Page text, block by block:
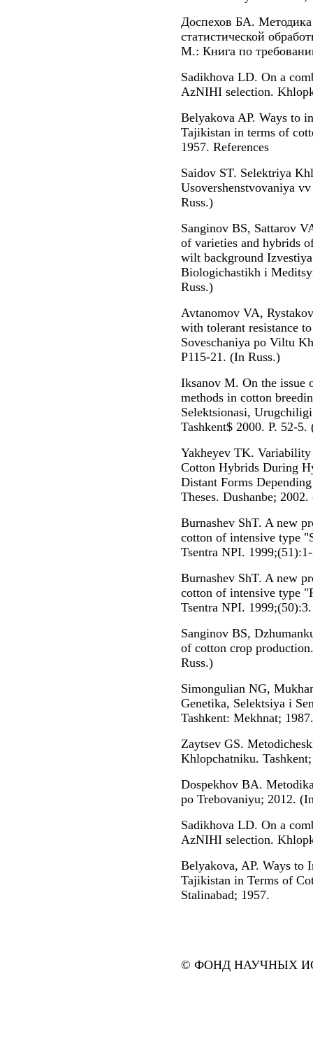
Доспехов БА.
статистической
М.: Книга по
Sadikhova LD. On a
AzNIHI selection.
Belyakova AP. Ways to
Tajikistan in terms of
1957. References
Saidov ST. Selektriya
Usovershenstvovaniya
Russ.)
Sanginov BS, Sattarov
of varieties and hybrids
wilt background
Biologichastikh i
Russ.)
Avtanomov VA,
with tolerant resistance
Soveschaniya po Viltu
Р115-21. (In Russ.)
Iksanov M. On the issue
methods in cotton
Selektsionasi,
Tashkent$ 2000. P. 52-5.
Yakheyev TK.
Cotton Hybrids During
Distant Forms
Theses. Dushanbe;
Burnashev ShT. A new
cotton of intensive type
Tsentra NPI.
Burnashev ShT. A new
cotton of intensive type
Tsentra NPI.
Sanginov BS,
of cotton crop
Russ.)
Simongulian NG,
Genetika, Selektsiya i
Tashkent: Mekhnat;
Zaytsev GS.
Khlopchatniku.
Dospekhov BA.
po Trebovaniyu; 2012.
Sadikhova LD. On a
AzNIHI selection.
Belyakova, AP. Ways to
Tajikistan in Terms of
Stalinabad; 1957.
© ФОНД НАУЧНЫХ